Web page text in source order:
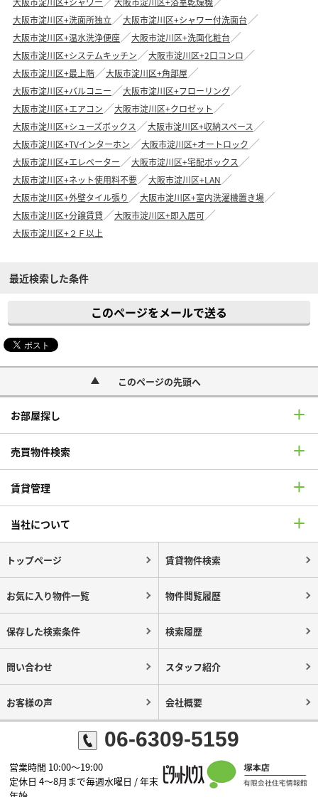
大阪市淀川区+洗面所独立
大阪市淀川区+シャワー付洗面台
大阪市淀川区+温水洗浄便座
大阪市淀川区+洗面化粧台
大阪市淀川区+システムキッチン
大阪市淀川区+2口コンロ
大阪市淀川区+最上階
大阪市淀川区+角部屋
大阪市淀川区+バルコニー
大阪市淀川区+フローリング
大阪市淀川区+エアコン
大阪市淀川区+クロゼット
大阪市淀川区+シューズボックス
大阪市淀川区+収納スペース
大阪市淀川区+TVインターホン
大阪市淀川区+オートロック
大阪市淀川区+エレベーター
大阪市淀川区+宅配ボックス
大阪市淀川区+ネット使用料不要
大阪市淀川区+LAN
大阪市淀川区+外壁タイル張り
大阪市淀川区+室内洗濯機置き場
大阪市淀川区+分譲賃貸
大阪市淀川区+即入居可
大阪市淀川区+２Ｆ以上
最近検索した条件
このページをメールで送る
このページの先頭へ
お部屋探し
売買物件検索
賃貸管理
当社について
トップページ 賃貸物件検索
お気に入り物件一覧 物件閲覧履歴
保存した検索条件 検索履歴
問い合わせ スタッフ紹介
お客様の声 会社概要
06-6309-5159
営業時間 10:00～19:00
定休日 4～8月まで毎週水曜日 / 年末